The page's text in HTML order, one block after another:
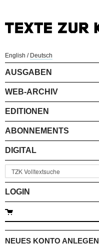
English / Deutsch
AUSGABEN
WEB-ARCHIV
EDITIONEN
ABONNEMENTS
DIGITAL
LOGIN
NEUES KONTO ANLEGEN